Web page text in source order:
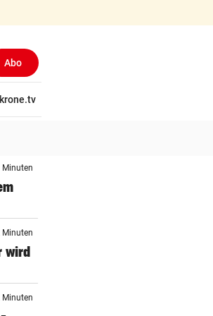
Abo
krone.tv
Minuten
Minuten
wird
Minuten